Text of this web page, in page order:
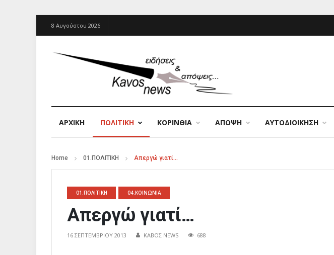
8 Αυγούστου 2026
ΑΡΧΙΚΉ ΠΟΛΙΤΙΚΗ ΚΟΡΙΝΘΙΑ ΑΠΟΨΗ ΑΥΤΟΔΙΟΙΚΗΣΗ
Home 01.ΠΟΛΙΤΙΚΗ Απεργώ γιατί…
01.ΠΟΛΙΤΙΚΗ 04.ΚΟΙΝΩΝΙΑ
Απεργώ γιατί…
16 ΣΕΠΤΕΜΒΡΊΟΥ 2013 ΚΑΒΟΣ NEWS 688